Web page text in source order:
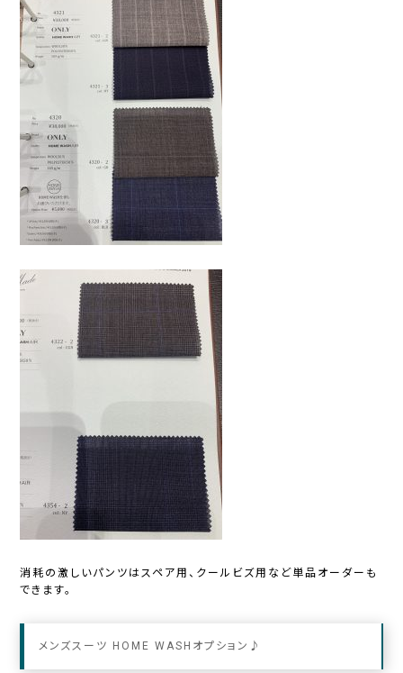
消耗の激しいパンツはスペア用、クールビズ用など単品オーダーも
できます。
メンズスーツ HOME WASHオプション♪